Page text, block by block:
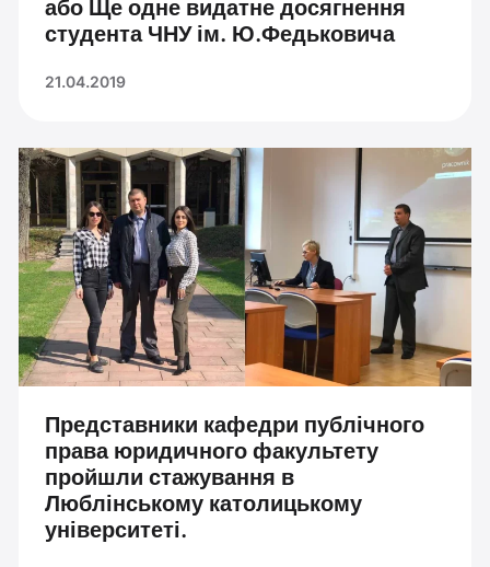
або Ще одне видатне досягнення
студента ЧНУ ім. Ю.Федьковича
21.04.2019
Представники кафедри публічного
права юридичного факультету
пройшли стажування в
Люблінському католицькому
університеті.